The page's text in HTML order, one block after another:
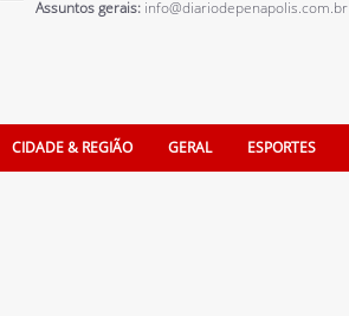
Assuntos gerais: info@diariodepenapolis.com.br
CIDADE & REGIÃO GERAL ESPORTES